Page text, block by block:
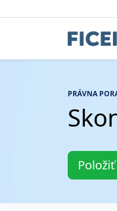
PRÁVNA